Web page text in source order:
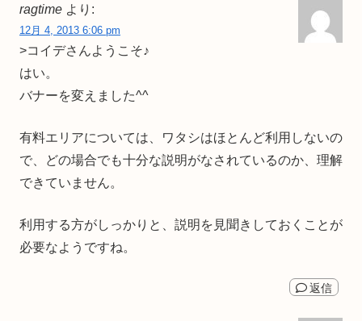
ragtime より:
12月 4, 2013 6:06 pm
>コイデさんようこそ♪
はい。
バナーを変えました^^
有料エリアについては、ワタシはほとんど利用しないの
で、どの場合でも十分な説明がなされているのか、理解
できていません。
利用する方がしっかりと、説明を見聞きしておくことが
必要なようですね。
返信